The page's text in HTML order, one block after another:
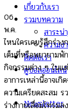
เกี่ยวกับเรา
รวมบทความ
สาระน่
ความง
ติดต่อเรา
ดูบอลออนไลน์
Newsletter
06
พ.ค.
ไหนใครเคยรู้สึกร่า
เต็มที่หรือพยายาม
กิจกรรมต่าง ๆ ในแ
อาการเหล่านี้อาจเ
ความเครียดสะสม
ร่างกายเสื่อมโทรม